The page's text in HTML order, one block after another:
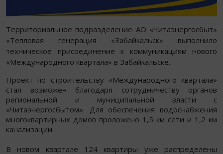
Территориальное подразделение АО «Читаэнергосбыт»
«Тепловая генерация «Забайкальск» выполнило
техническое присоединение к коммуникациям нового
«Международного квартала» в Забайкальске.
Проект по строительству «Международного квартала»
стал возможен благодаря сотрудничеству органов
региональной и муниципальной власти с
«Читаэнергосбытом». Для обеспечения водоснабжения
многоквартирных домов проложено 1,5 км сети и 1,2 км
канализации.
В новом квартале 124 квартиры уже распределены